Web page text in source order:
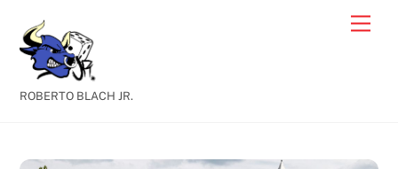
content
ROBERTO BLACH JR.